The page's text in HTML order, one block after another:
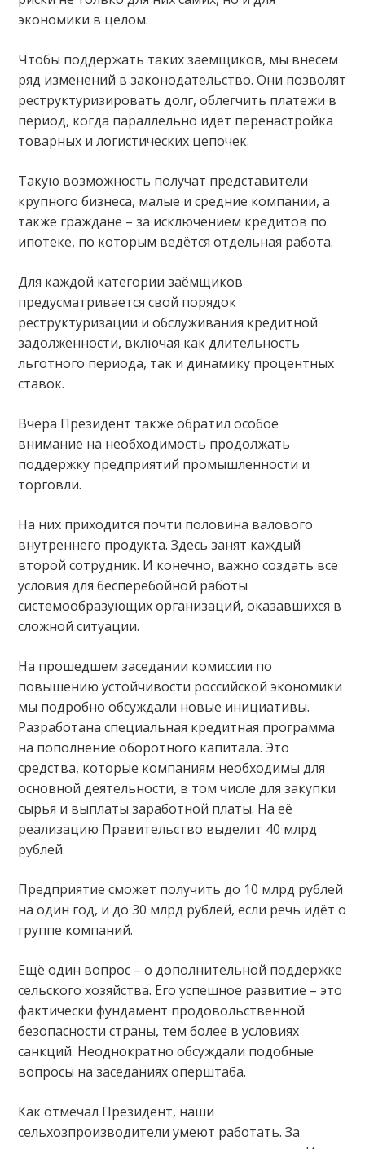
экономики в целом.
Чтобы поддержать таких заёмщиков, мы внесём
ряд изменений в законодательство. Они позволят
реструктуризировать долг, облегчить платежи в
период, когда параллельно идёт перенастройка
товарных и логистических цепочек.
Такую возможность получат представители
крупного бизнеса, малые и средние компании, а
также граждане – за исключением кредитов по
ипотеке, по которым ведётся отдельная работа.
Для каждой категории заёмщиков
предусматривается свой порядок
реструктуризации и обслуживания кредитной
задолженности, включая как длительность
льготного периода, так и динамику процентных
ставок.
Вчера Президент также обратил особое
внимание на необходимость продолжать
поддержку предприятий промышленности и
торговли.
На них приходится почти половина валового
внутреннего продукта. Здесь занят каждый
второй сотрудник. И конечно, важно создать все
условия для бесперебойной работы
системообразующих организаций, оказавшихся в
сложной ситуации.
На прошедшем заседании комиссии по
повышению устойчивости российской экономики
мы подробно обсуждали новые инициативы.
Разработана специальная кредитная программа
на пополнение оборотного капитала. Это
средства, которые компаниям необходимы для
основной деятельности, в том числе для закупки
сырья и выплаты заработной платы. На её
реализацию Правительство выделит 40 млрд
рублей.
Предприятие сможет получить до 10 млрд рублей
на один год, и до 30 млрд рублей, если речь идёт о
группе компаний.
Ещё один вопрос – о дополнительной поддержке
сельского хозяйства. Его успешное развитие – это
фактически фундамент продовольственной
безопасности страны, тем более в условиях
санкций. Неоднократно обсуждали подобные
вопросы на заседаниях оперштаба.
Как отмечал Президент, наши
сельхозпроизводители умеют работать. За